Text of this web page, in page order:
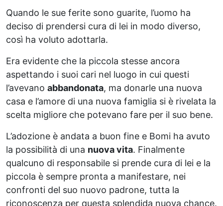
Quando le sue ferite sono guarite, l’uomo ha
deciso di prendersi cura di lei in modo diverso,
così ha voluto adottarla.
Era evidente che la piccola stesse ancora
aspettando i suoi cari nel luogo in cui questi
l’avevano abbandonata, ma donarle una nuova
casa e l’amore di una nuova famiglia si è rivelata la
scelta migliore che potevano fare per il suo bene.
L’adozione è andata a buon fine e Bomi ha avuto
la possibilità di una nuova vita. Finalmente
qualcuno di responsabile si prende cura di lei e la
piccola è sempre pronta a manifestare, nei
confronti del suo nuovo padrone, tutta la
riconoscenza per questa splendida nuova chance.